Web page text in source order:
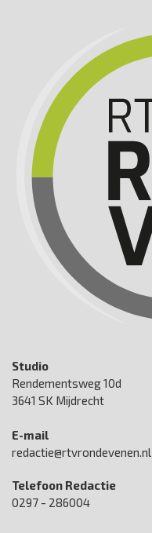
Studio
Rendementsweg 10d
3641 SK Mijdrecht
E-mail
redactie@rtvrondevenen.nl
Telefoon Redactie
0297 - 286004